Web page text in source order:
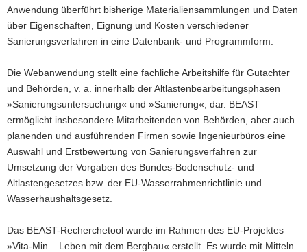
e
i
f
n
d
e
N
a
v
i
g
a
i
o
t
i
o
c
h
Anwendung überführt bisherige Materialiensammlungen und Daten
über Eigenschaften, Eignung und Kosten verschiedener
Sanierungsverfahren in eine Datenbank- und Programmform.
Die Webanwendung stellt eine fachliche Arbeitshilfe für Gutachter
und Behörden, v. a. innerhalb der Altlastenbearbeitungsphasen
»Sanierungsuntersuchung« und »Sanierung«, dar. BEAST
ermöglicht insbesondere Mitarbeitenden von Behörden, aber auch
planenden und ausführenden Firmen sowie Ingenieurbüros eine
Auswahl und Erstbewertung von Sanierungsverfahren zur
Umsetzung der Vorgaben des Bundes-Bodenschutz- und
Altlastengesetzes bzw. der EU-Wasserrahmenrichtlinie und
Wasserhaushaltsgesetz.
Das BEAST-Recherchetool wurde im Rahmen des EU-Projektes
»Vita-Min – Leben mit dem Bergbau« erstellt. Es wurde mit Mitteln